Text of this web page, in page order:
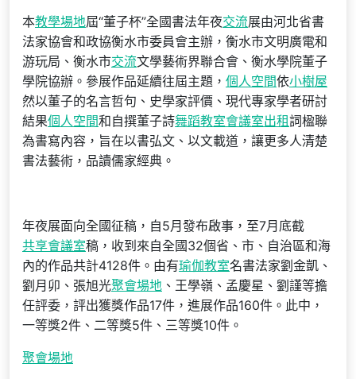
本教學場地屆“董子杯”全國書法年夜交流展由河北省書
法家協會和政協衡水市委員會主辦，衡水市文明廣電和
游玩局、衡水市交流文學藝術界聯合會、衡水學院董子
學院協辦。參展作品延續往屆主題， 個人空間依小樹屋
然以董子的名言哲句、史學家評價、現代專家學者研討
結果個人空間和自撰董子詩舞蹈教室會議室出租詞楹聯
為書寫內容，旨在以書弘文、以文載道，讓更多人清楚
書法藝術，品讀儒家經典。
年夜展面向全國征稿，自5月發布啟事，至7月底截
共享會議室稿，收到來自全國32個省、市、自治區和海
內的作品共計4128件。由有瑜伽教室名書法家劉金凱、
劉月卯、張旭光聚會場地 、王學嶺、孟慶星、劉謹等擔
任評委，評出獲獎作品17件，進展作品160件。此中，
一等獎2件、二等獎5件、三等獎10件。
聚會場地